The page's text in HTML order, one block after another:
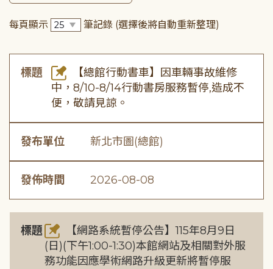
每頁顯示 筆記錄 (選擇後將自動重新整理)
標題
【總館行動書車】因車輛事故維修
中，8/10-8/14行動書房服務暫停,造成不
便，敬請見諒。
發布單位 新北市圖(總館)
發佈時間 2026-08-08
標題
【網路系統暫停公告】115年8月9日
(日)(下午1:00-1:30)本館網站及相關對外服
務功能因應學術網路升級更新將暫停服